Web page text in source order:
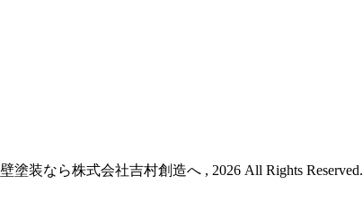
装なら株式会社吉村創造へ , 2026 All Rights Reserved.